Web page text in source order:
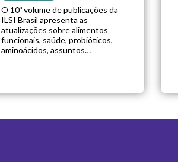
O 10º volume de publicações da
ILSI Brasil apresenta as
atualizações sobre alimentos
funcionais, saúde, probióticos,
aminoácidos, assuntos
Bioativos: Ciência, Avaliação e
compilado de informações